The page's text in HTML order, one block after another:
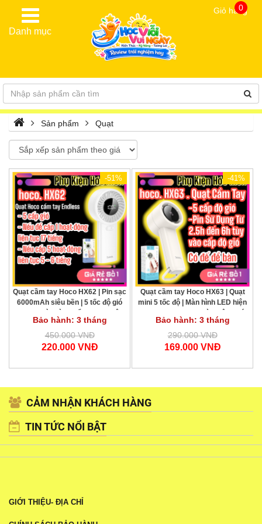
Danh mục
Giỏ hàng
0
Sản phẩm Quạt
-51%
Quạt cầm tay Hoco HX62 | Pin sạc
6000mAh siêu bền | 5 tốc độ gió
lợi | Dùng 6–17 tiếng liên tục | Quạt
mini cao cấp chính hãng | Vi Tính
Hóc Môn
Bảo hành: 3 tháng
450.000 VNĐ
220.000 VNĐ
-41%
Quạt cầm tay Hoco HX63 | Quạt
mini 5 tốc độ | Màn hình LED hiện
móc treo tiện lợi | Quạt để bàn và
cầm tay | Vi Tính Hóc Môn
Bảo hành: 3 tháng
290.000 VNĐ
169.000 VNĐ
CẢM NHẬN KHÁCH HÀNG
TIN TỨC NỔI BẬT
GIỚI THIỆU- ĐỊA CHỈ